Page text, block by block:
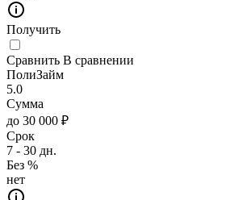
Получить
Сравнить В сравнении
ПолиЗайм
5.0
Сумма
до 30 000 ₽
Срок
7 - 30 дн.
Без %
нет